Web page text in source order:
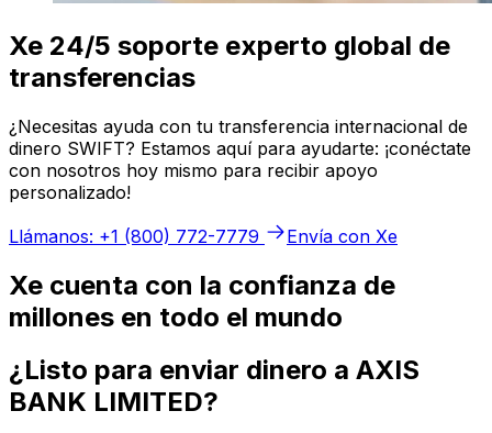
Xe 24/5 soporte experto global de
transferencias
¿Necesitas ayuda con tu transferencia internacional de
dinero SWIFT? Estamos aquí para ayudarte: ¡conéctate
con nosotros hoy mismo para recibir apoyo
personalizado!
Llámanos: +1 (800) 772-7779
Envía con Xe
Xe cuenta con la confianza de
millones en todo el mundo
¿Listo para enviar dinero a AXIS
BANK LIMITED?